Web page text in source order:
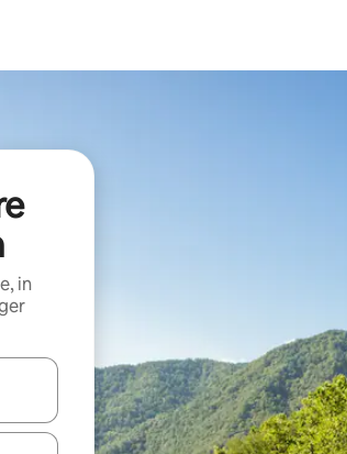
in
den Pfeiltasten nach oben und unten oder